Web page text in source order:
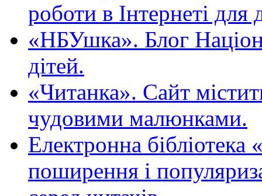
роботи в Інтернеті для
«НБУшка». Блог
дітей.
«Читанка». Сайт
чудовими малюнками.
Електронна
поширення і